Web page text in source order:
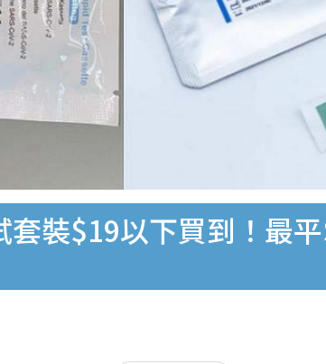
套裝$19以下買到！最